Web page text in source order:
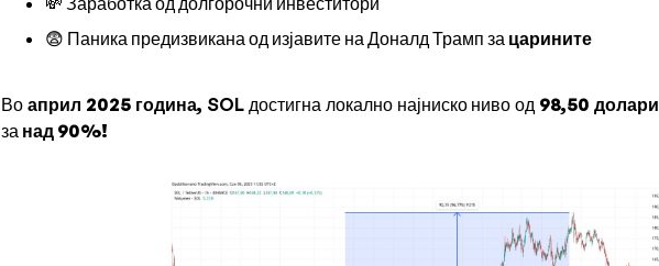
😨 Паника предизвикана од изјавите на Доналд Трамп за царините
Во април 2025 година, SOL достигна локално најниско ниво од 98,50 долари
за над 90%!